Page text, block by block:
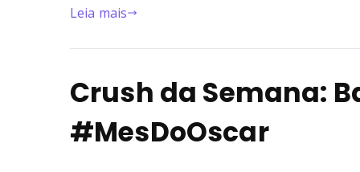
Leia mais
Crush da Semana:
#MesDoOscar